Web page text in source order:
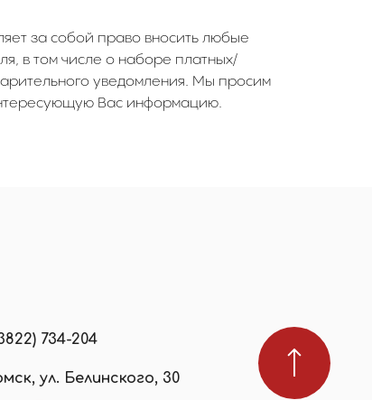
за собой право вносить любые
в том числе о наборе платных/
уведомления. Мы просим
Вас информацию.
734-204
ул. Белинского, 30